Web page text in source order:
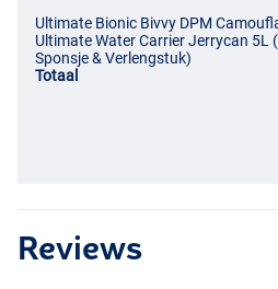
Ultimate Bionic Bivvy DPM
Ultimate Water Carrier Jerrycan 5L
Sponsje & Verlengstuk)
Totaal
Reviews